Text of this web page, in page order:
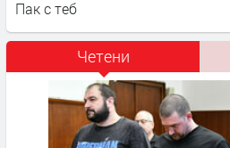
Пак с теб
Четени